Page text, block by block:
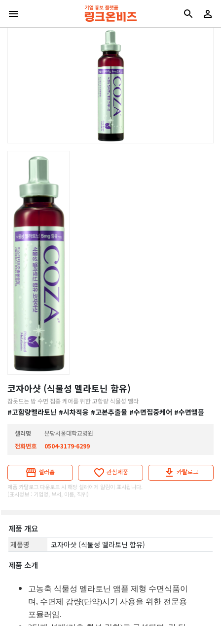
코자아샷 (식물성 멜라토닌 함유)
잠못드는 밤 수면 집중 케어를 위한 고함량 식물성 멜라
#고함량멜라토닌 #시차적응 #고본추출물 #수면집중케어 #수면앰플
셀러명
분당서울대학교병원
전화번호
0504-3179-6299
셀러홈 관심제품 카탈로그
제품 카탈로그 다운로드 시 해당 셀러에게 알림이 표시됩니다.
(표시정보 : 기업명, 부서, 이름, 직위)
제품 개요
제품명 코자아샷 (식물성 멜라토닌 함유)
제품 소개